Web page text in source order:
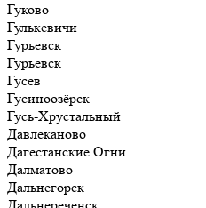
Гуково
Гулькевичи
Гурьевск
Гурьевск
Гусев
Гусиноозёрск
Гусь-Хрустальный
Давлеканово
Дагестанские Огни
Далматово
Дальнегорск